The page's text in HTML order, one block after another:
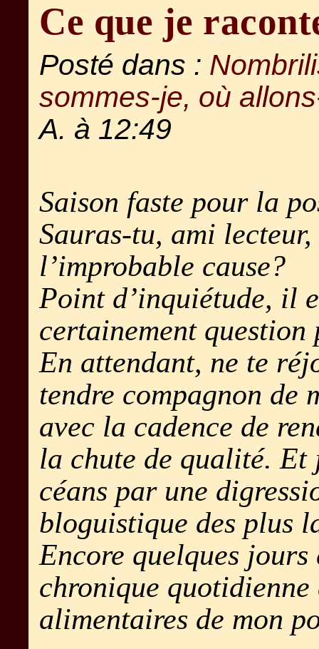
Ce que je
Posté dans :
sommes-je, où
A. à 12:49
Saison faste pour la
Sauras-tu, ami
l’improbable cause?
Point d’inquiétude, il
certainement question
En attendant, ne te
tendre compagnon de
avec la cadence de
la chute de qualité. Et
céans par une
bloguistique des plus
Encore quelques jours
chronique quotidienne
alimentaires de mon